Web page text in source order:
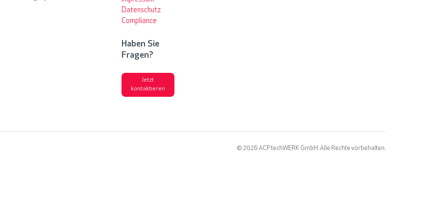
Datenschutz
Compliance
Haben Sie
Fragen?
Jetzt
kontaktieren
© 2026 ACP techWERK GmbH. Alle Rechte vorbehalten.